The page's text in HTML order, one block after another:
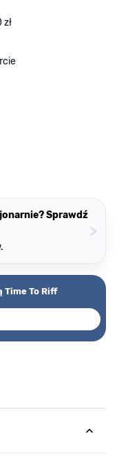
Sprawdź
>
Time To Riff